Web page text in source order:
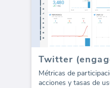
Twitter
Métricas de
acciones y tasas de